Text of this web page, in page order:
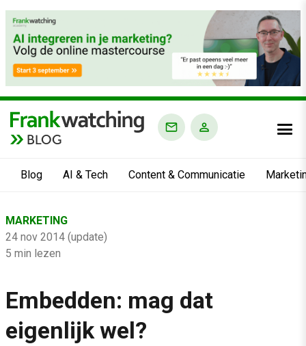
BLOG
Blog AI & Tech Content & Communicatie
›
Blog
Marketing
Embedden: mag dat eigenlijk wel?
MARKETING
24 nov 2014 (update)
5 min lezen
Embedden: mag dat
eigenlijk wel?